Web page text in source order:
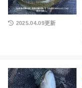
2025.04.09更新